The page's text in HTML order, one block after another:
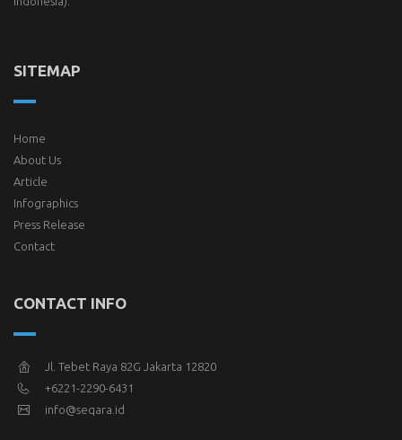
SITEMAP
Home
About Us
Article
Infographics
Press Release
Contact
CONTACT INFO
Jl. Tebet Raya 82G Jakarta 12820
+6221-2290-6431
info@seqara.id